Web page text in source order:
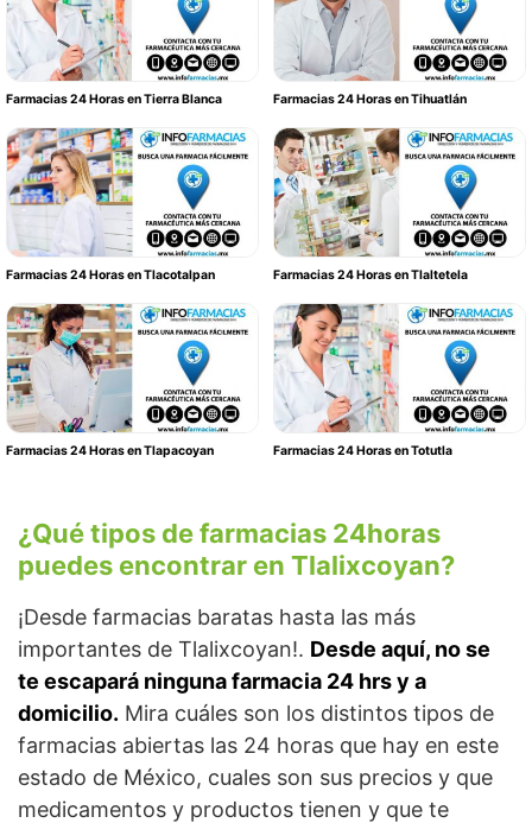
Farmacias 24 Horas en Tierra Blanca Farmacias 24 Horas en Tihuatlán
Farmacias 24 Horas en Tlacotalpan Farmacias 24 Horas en Tlaltetela
Farmacias 24 Horas en Tlapacoyan Farmacias 24 Horas en Totutla
¿Qué tipos de farmacias 24horas
puedes encontrar en Tlalixcoyan?
¡Desde farmacias baratas hasta las más
importantes de Tlalixcoyan!. Desde aquí, no se
te escapará ninguna farmacia 24 hrs y a
domicilio. Mira cuáles son los distintos tipos de
farmacias abiertas las 24 horas que hay en este
estado de México, cuales son sus precios y que
medicamentos y productos tienen y que te